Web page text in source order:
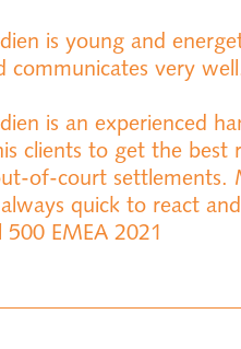
is young and
communicates very
is an experienced
clients to get the best
of-court settlements.
quick to react
EMEA 2021